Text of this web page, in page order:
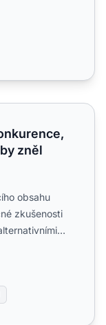
který skutečně
zněl
obsahu
zkušenosti